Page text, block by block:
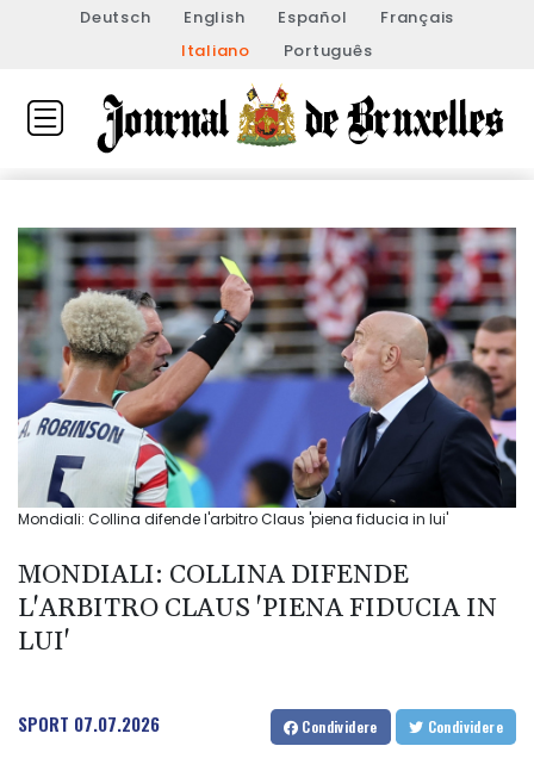
Deutsch English Español
Français
Italiano
Português
Mondiali: Collina difende l'arbitro Claus 'piena fiducia in lui'
MONDIALI: COLLINA DIFENDE
L'ARBITRO CLAUS 'PIENA FIDUCIA IN
LUI'
SPORT 07.07.2026 Condividere Condividere